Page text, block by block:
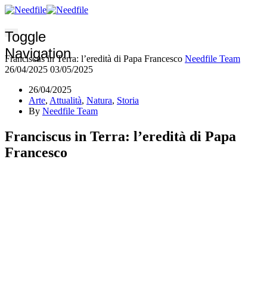
Toggle
Navigation
Franciscus in Terra: l’eredità di Papa Francesco Needfile Team
26/04/2025 03/05/2025
26/04/2025
Arte, Attualità, Natura, Storia
By Needfile Team
Franciscus in Terra: l’eredità di Papa
Francesco